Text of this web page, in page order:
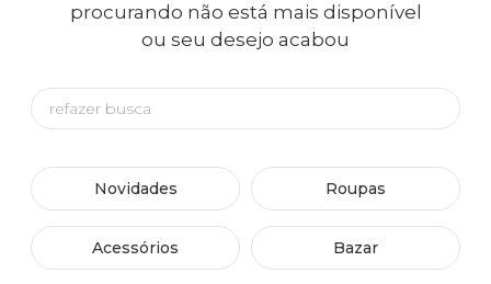
procurando não está mais disponível
ou seu desejo acabou
Novidades Roupas
Acessórios Bazar